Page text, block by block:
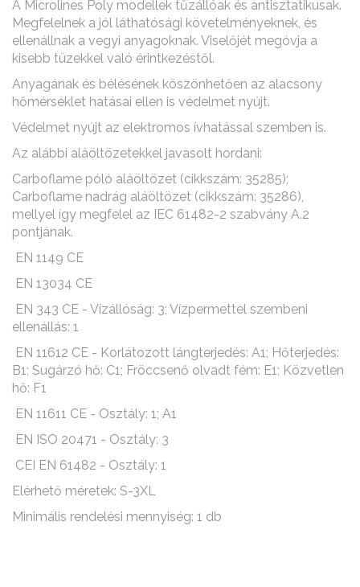
A Microlines Poly modellek tűzállóak és antisztatikusak.
Megfelelnek a jól láthatósági követelményeknek, és
ellenállnak a vegyi anyagoknak. Viselőjét megóvja a
kisebb tüzekkel való érintkezéstől.
Anyagának és bélésének köszönhetően az alacsony
hőmérséklet hatásai ellen is védelmet nyújt.
Védelmet nyújt az elektromos ívhatással szemben is.
Az alábbi aláöltözetekkel javasolt hordani:
Carboflame póló aláöltözet (cikkszám: 35285);
Carboflame nadrág aláöltözet (cikkszám: 35286),
mellyel így megfelel az IEC 61482-2 szabvány A.2
pontjának.
EN 1149 CE
EN 13034 CE
EN 343 CE - Vízállóság: 3; Vízpermettel szembeni
ellenállás: 1
EN 11612 CE - Korlátozott lángterjedés: A1; Hőterjedés:
B1; Sugárzó hő: C1; Fröccsenő olvadt fém: E1; Közvetlen
hő: F1
EN 11611 CE - Osztály: 1; A1
EN ISO 20471 - Osztály: 3
CEI EN 61482 - Osztály: 1
Elérhető méretek: S-3XL
Minimális rendelési mennyiség: 1 db